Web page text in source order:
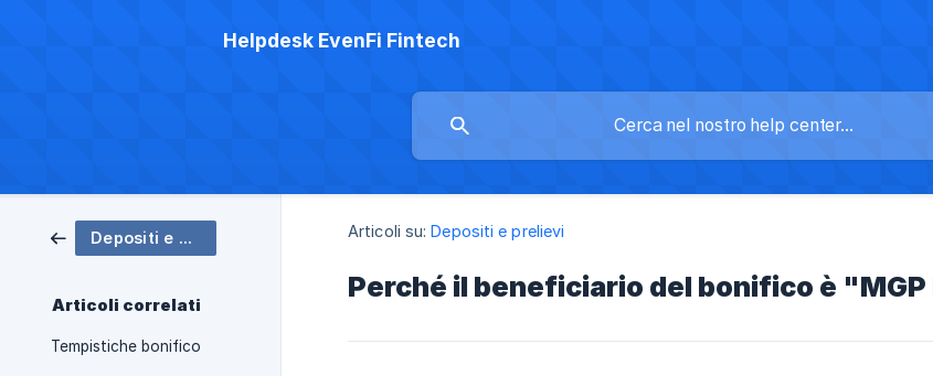
Helpdesk EvenFi Fintech
Depositi e prelievi
Articoli correlati
Tempistiche bonifico
Articoli su: Depositi e prelievi
Perché il beneficiario del bonifico è "MGP